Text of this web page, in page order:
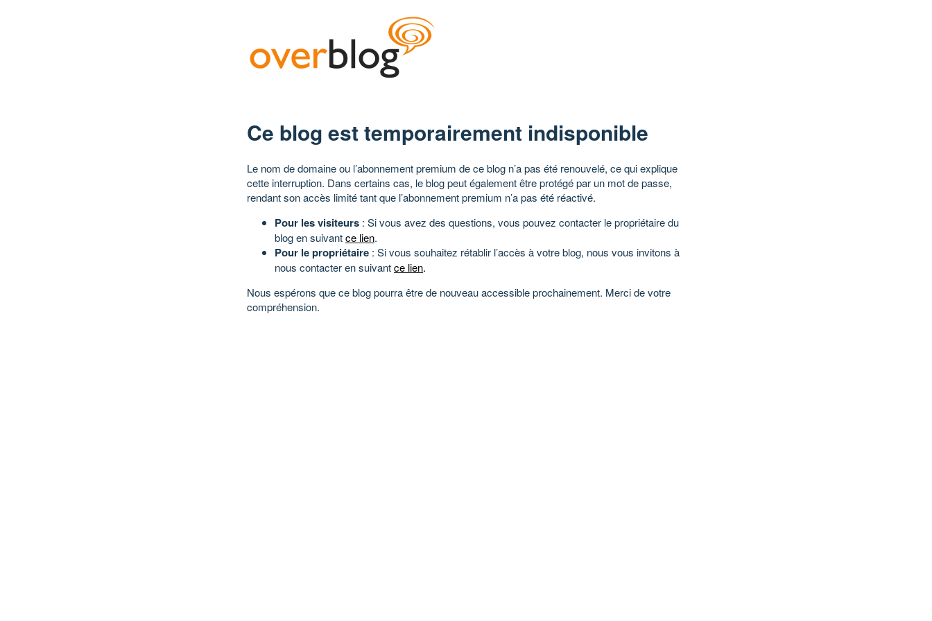
Ce blog est temporairement indisponible
Le nom de domaine ou l’abonnement premium de ce blog n’a pas été renouvelé, ce qui explique
cette interruption. Dans certains cas, le blog peut également être protégé par un mot de passe,
rendant son accès limité tant que l’abonnement premium n’a pas été réactivé.
Pour les visiteurs : Si vous avez des questions, vous pouvez contacter le propriétaire du
blog en suivantce lien.
Pour le propriétaire : Si vous souhaitez rétablir l’accès à votre blog, nous vous invitons à
nous contacter en suivantce lien.
Nous espérons que ce blog pourra être de nouveau accessible prochainement. Merci de votre
compréhension.